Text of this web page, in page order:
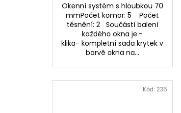
Okenní systém s hloubkou 70
mmPočet komor: 5 Počet
těsnění: 2 Součástí balení
každého okna je:-
klika- kompletní sada krytek v
barvě okna na...
Kód: 235